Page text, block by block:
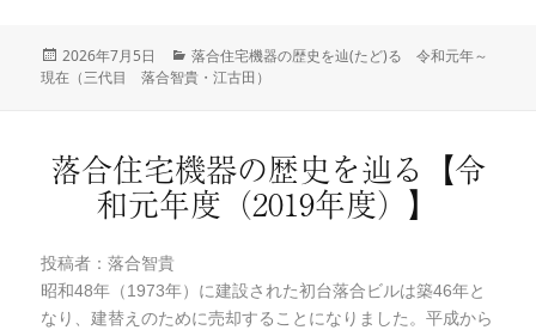
投
稿
2026年7月5日
カ
テ
落合住宅機器の歴史を辿(たど)る 令和元年～
現在（三代目 落合智貴・江古田）
落合住宅機器の歴史を辿る【令
和元年度（2019年度）】
投稿者：落合智貴
昭和48年（1973年）に建設された初台落合ビルは築46年と
なり、建替えのために売却することになりました。平成から